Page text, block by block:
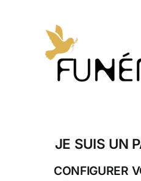
JE SUIS UN
CONFIGURER